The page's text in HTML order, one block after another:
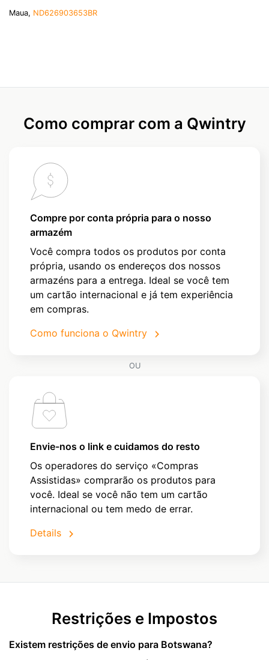
Maua, ND626903653BR
Como comprar com a Qwintry
Compre por conta própria para o nosso
armazém
Você compra todos os produtos por conta
própria, usando os endereços dos nossos
armazéns para a entrega. Ideal se você tem
um cartão internacional e já tem experiência
em compras.
Como funciona o Qwintry
OU
Envie-nos o link e cuidamos do resto
Os operadores do serviço «Compras
Assistidas» comprarão os produtos para
você. Ideal se você não tem um cartão
internacional ou tem medo de errar.
Details
Restrições e Impostos
Existem restrições de envio para Botswana?